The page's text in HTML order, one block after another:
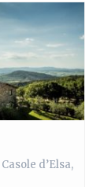
Casole d’Elsa,